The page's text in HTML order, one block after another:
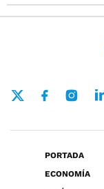
PORTADA
ECONOMÍA